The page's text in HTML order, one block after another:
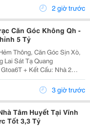
Thuế...
2 giờ trước
Căn Góc Không Qh -
5 Tỷ
Thông, Căn Góc Sịn Xò,
Lai Sát Tạ Quang
+ Kết Cấu: Nhà 2
+ Vị Trí: Ngay Dương Bá
Âu Dương Lân, Nguyễn Thị
3 giờ trước
Tâm Huyết Tại Vĩnh
Tốt 3,3 Tỷ